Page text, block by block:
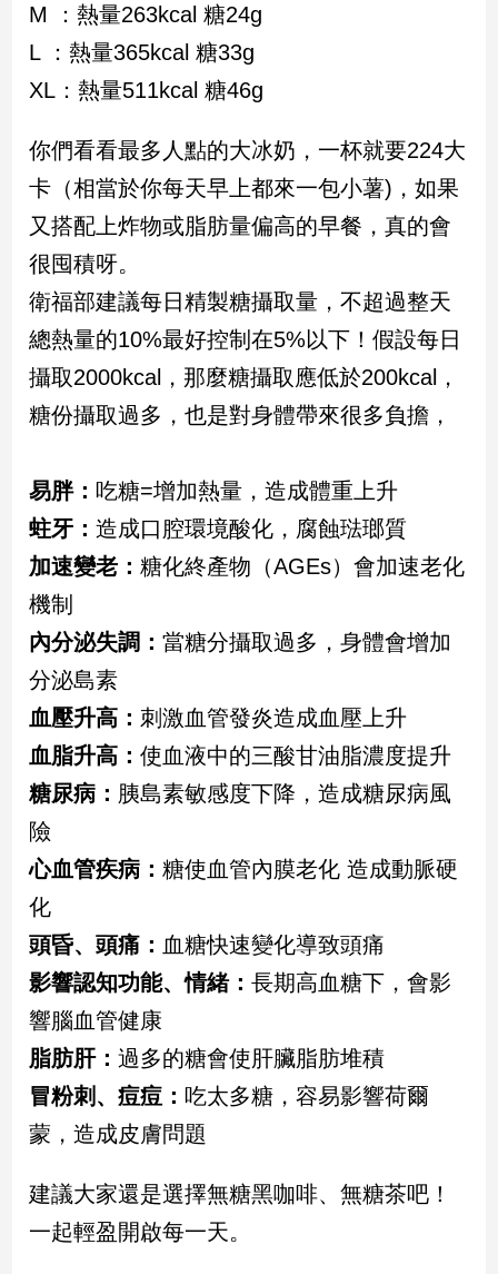
子/
情
藝
／
創
／
電
影
推
薦
科
技/
遊
戲
寵
物
Pet
影
音
專
區
合
作
媒
體
投
稿
專
區
【我
的
觀
M ：熱量263kcal 糖24g
L ：熱量365kcal 糖33g
XL：熱量511kcal 糖46g
你們看看最多人點的大冰奶，一杯就要224大
卡（相當於你每天早上都來一包小薯)，如果
又搭配上炸物或脂肪量偏高的早餐，真的會
很囤積呀。
衛福部建議每日精製糖攝取量，不超過整天
總熱量的10%最好控制在5%以下！假設每日
攝取2000kcal，那麼糖攝取應低於200kcal，
糖份攝取過多，也是對身體帶來很多負擔，
易胖：吃糖=增加熱量，造成體重上升
蛀牙：造成口腔環境酸化，腐蝕琺瑯質
加速變老：糖化終產物（AGEs）會加速老化
機制
內分泌失調：當糖分攝取過多，身體會增加
分泌島素
血壓升高： 刺激血管發炎造成血壓上升
血脂升高：使血液中的三酸甘油脂濃度提升
糖尿病： 胰島素敏感度下降，造成糖尿病風
險
心血管疾病：糖使血管內膜老化 造成動脈硬
化
頭昏、頭痛： 血糖快速變化導致頭痛
影響認知功能、情緒：長期高血糖下，會影
響腦血管健康
脂肪肝：過多的糖會使肝臟脂肪堆積
冒粉刺、痘痘：吃太多糖，容易影響荷爾
蒙，造成皮膚問題
建議大家還是選擇無糖黑咖啡、無糖茶吧！
一起輕盈開啟每一天。